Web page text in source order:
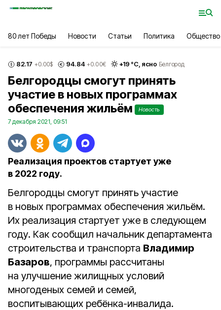
80 лет Победы Новости Статьи Политика Общество
82.17 +0.00$ 94.84 +0.00€ +19 °С, ясно Белгород
Белгородцы смогут принять
участие в новых программах
обеспечения жильём
Новость
7 декабря 2021, 09:51
Реализация проектов стартует уже
в 2022 году.
Белгородцы смогут принять участие
в новых программах обеспечения жильём.
Их реализация стартует уже в следующем
году. Как сообщил начальник департамента
строительства и транспорта Владимир
Базаров, программы рассчитаны
на улучшение жилищных условий
многоденых семей и семей,
воспитывающих ребёнка-инвалида.